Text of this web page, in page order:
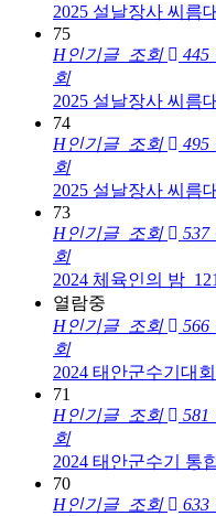
2025 설날장사 씨름
75
H인기글 조회 445
회
2025 설날장사 씨름
74
H인기글 조회 495
회
2025 설날장사 씨름
73
H인기글 조회 537
회
2024 체육인의 밤
열람중
H인기글 조회 566
회
2024 태안군수기대
71
H인기글 조회 581
회
2024 태안군수기 통
70
H인기글 조회 633